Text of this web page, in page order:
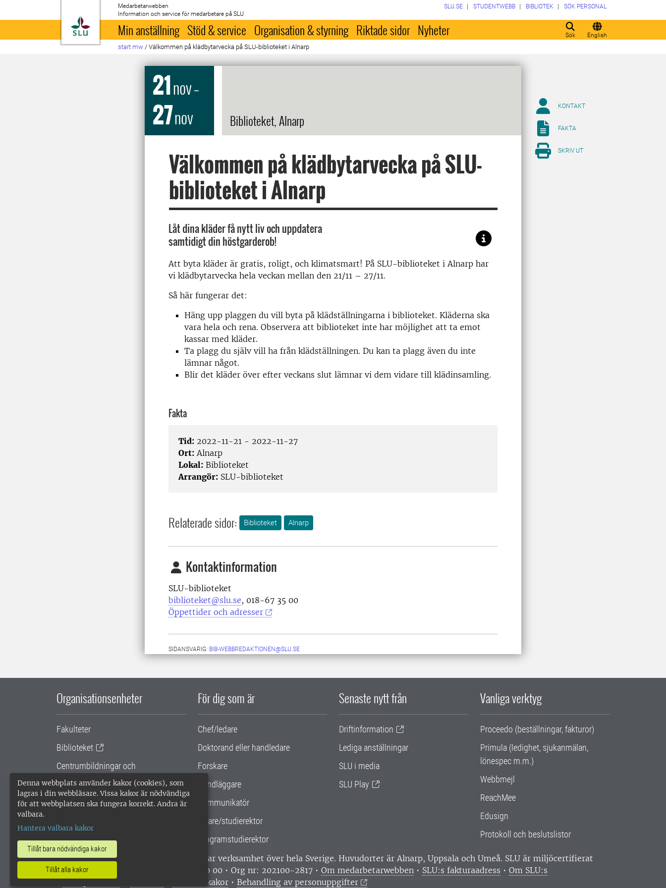
Denna webbplats använder kakor (cookies), som
lagras i din webbläsare. Vissa kakor är nödvändiga
för att webbplatsen ska fungera korrekt. Andra är
valbara.
Hantera valbara kakor
Tillåt bara nödvändiga kakor
Tillåt alla kakor
Till startsida
Medarbetarwebben
Information och service för medarbetare på SLU
Sök English
SLU.SE STUDENTWEBB BIBLIOTEK SÖK PERSONAL
Min anställning Stöd & service Organisation & styrning Riktade sidor Nyheter
start mw / Välkommen på klädbytarvecka på SLU-biblioteket i Alnarp
21nov–
27nov Biblioteket, Alnarp
Välkommen på klädbytarvecka på SLU-
biblioteket i Alnarp
Låt dina kläder få nytt liv och uppdatera
samtidigt din höstgarderob!
Att byta kläder är gratis, roligt, och klimatsmart! På SLU-biblioteket i Alnarp har
vi klädbytarvecka hela veckan mellan den 21/11 – 27/11.
Så här fungerar det:
Häng upp plaggen du vill byta på klädställningarna i biblioteket. Kläderna ska
vara hela och rena. Observera att biblioteket inte har möjlighet att ta emot
kassar med kläder.
Ta plagg du själv vill ha från klädställningen. Du kan ta plagg även du inte
lämnar något.
Blir det kläder över efter veckans slut lämnar vi dem vidare till klädinsamling.
Fakta
Tid: 2022-11-21 - 2022-11-27
Ort: Alnarp
Lokal: Biblioteket
Arrangör: SLU-biblioteket
Relaterade sidor: Biblioteket Alnarp
Kontaktinformation
SLU-biblioteket
biblioteket@slu.se, 018-67 35 00
Öppettider och adresser
SIDANSVARIG: BIB-WEBBREDAKTIONEN@SLU.SE
KONTAKT
FAKTA
SKRIV UT
Organisationsenheter
Fakulteter
Biblioteket
Centrumbildningar och
samarbetsprojekt
Gemensamma verksamhetsstödet
För dig som är
Chef/ledare
Doktorand eller handledare
Forskare
Handläggare
Kommunikatör
Lärare/studierektor
Programstudierektor
Senaste nytt från
Driftinformation
Lediga anställningar
SLU i media
SLU Play
Vanliga verktyg
Proceedo (beställningar, fakturor)
Primula (ledighet, sjukanmälan,
lönespec m.m.)
Webbmejl
ReachMee
Edusign
Protokoll och beslutslistor
SLU, Sveriges lantbruksuniversitet, har verksamhet över hela Sverige. Huvudorter är Alnarp, Uppsala och Umeå. SLU är miljöcertifierat
enligt ISO 14001. •
Telefon: 018-67 10 00 • Org nr: 202100-2817 • Om medarbetarwebben • SLU:s fakturaadress • Om SLU:s
webbplatser
Hantera kakor •Behandling av personuppgifter